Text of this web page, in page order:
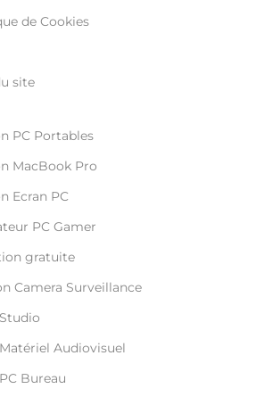
de Cookies
site
PC Portables
MacBook Pro
Ecran PC
PC Gamer
gratuite
Camera Surveillance
Audiovisuel
Bureau